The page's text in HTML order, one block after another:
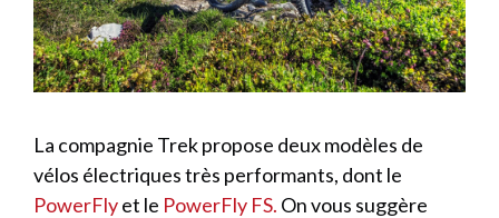
La compagnie Trek propose deux modèles de
vélos électriques très performants, dont le
PowerFlyet le PowerFly FS. On vous suggère